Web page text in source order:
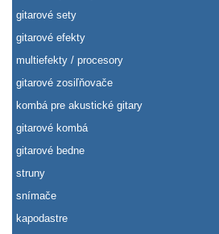
gitarové sety
gitarové efekty
multiefekty / procesory
gitarové zosiľňovače
kombá pre akustické gitary
gitarové kombá
gitarové bedne
struny
snímače
kapodastre